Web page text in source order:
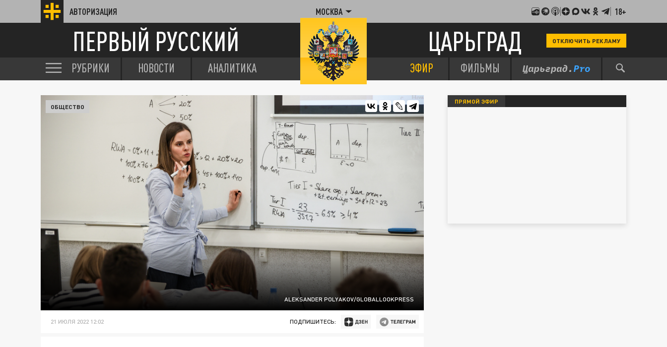
АВТОРИЗАЦИЯ МОСКВА 18+
ПЕРВЫЙ РУССКИЙ ЦАРЬГРАД ОТКЛЮЧИТЬ РЕКЛАМУ
РУБРИКИ НОВОСТИ АНАЛИТИКА ЭФИР ФИЛЬМЫ
ALEKSANDER POLYAKOV/GLOBALLOOKPRESS
ОБЩЕСТВО
21 ИЮЛЯ 2022 12:02 ПОДПИШИТЕСЬ:
ПРЯМОЙ ЭФИР